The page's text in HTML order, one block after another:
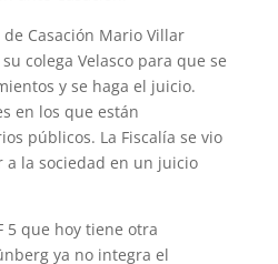
Casación Mario Villar
colega Velasco para que se
y se haga el juicio.
en los que están
públicos. La Fiscalía se vio
la sociedad en un juicio
5 que hoy tiene otra
ya no integra el